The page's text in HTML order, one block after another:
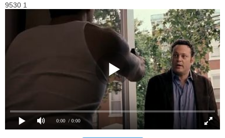
9530 1
0:00 / 0:00